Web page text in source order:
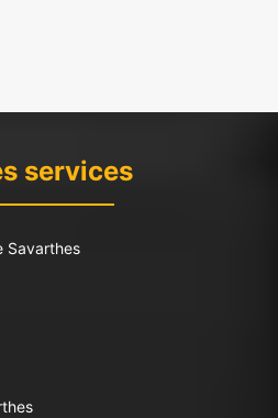
services
Savarthes